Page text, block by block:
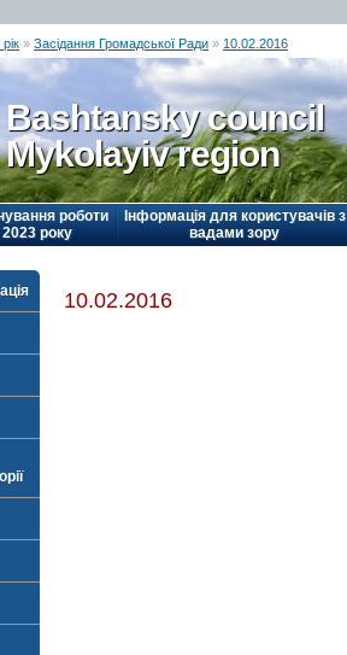
» Засідання Громадської Ради » 10.02.2016
Bashtansky council
Mykolayiv region
роботи
2023 року
Інформація для користувачів з
вадами зору
10.02.2016